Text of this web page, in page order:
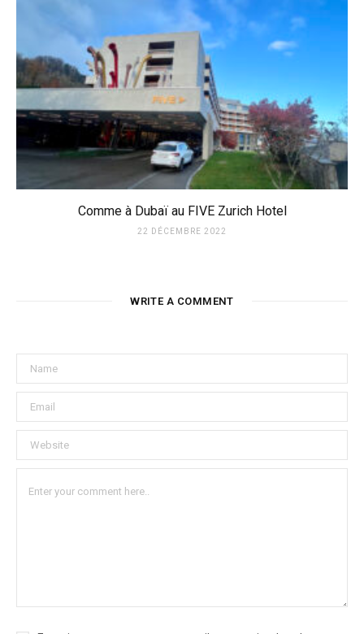
Comme à Dubaï au FIVE Zurich Hotel
22 DÉCEMBRE 2022
WRITE A COMMENT